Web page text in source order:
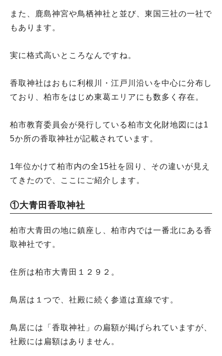
また、鹿島神宮や鳥栖神社と並び、東国三社の一社で
もあります。
実に格式高いところなんですね。
香取神社はおもに利根川・江戸川沿いを中心に分布し
ており、柏市をはじめ東葛エリアにも数多く存在。
柏市教育委員会が発行している柏市文化財地図には1
5か所の香取神社が記載されています。
1年位かけて柏市内の全15社を回り、その違いが見え
てきたので、ここにご紹介します。
①大青田香取神社
柏市大青田の地に鎮座し、柏市内では一番北にある香
取神社です。
住所は柏市大青田１２９２。
鳥居は１つで、社殿に続く参道は直線です。
鳥居には「香取神社」の扁額が掲げられていますが、
社殿には扁額はありません。